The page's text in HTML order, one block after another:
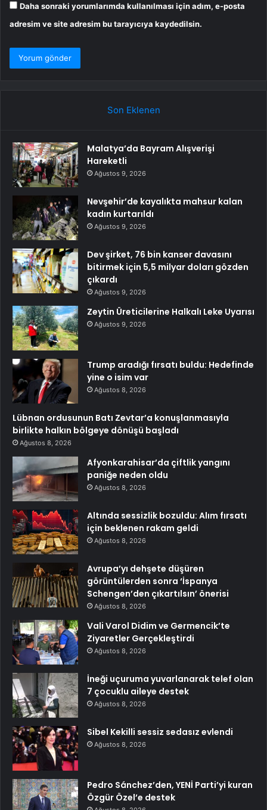
Daha sonraki yorumlarımda kullanılması için adım, e-posta
adresim ve site adresim bu tarayıcıya kaydedilsin.
Son Eklenen
Malatya’da Bayram Alışverişi
Hareketli
Ağustos 9, 2026
Nevşehir’de kayalıkta mahsur kalan
kadın kurtarıldı
Ağustos 9, 2026
Dev şirket, 76 bin kanser davasını
bitirmek için 5,5 milyar doları gözden
çıkardı
Ağustos 9, 2026
Zeytin Üreticilerine Halkalı Leke Uyarısı
Ağustos 9, 2026
Trump aradığı fırsatı buldu: Hedefinde
yine o isim var
Ağustos 8, 2026
Lübnan ordusunun Batı Zevtar’a konuşlanmasıyla
birlikte halkın bölgeye dönüşü başladı
Ağustos 8, 2026
Afyonkarahisar’da çiftlik yangını
paniğe neden oldu
Ağustos 8, 2026
Altında sessizlik bozuldu: Alım fırsatı
için beklenen rakam geldi
Ağustos 8, 2026
Avrupa’yı dehşete düşüren
görüntülerden sonra ‘İspanya
Schengen’den çıkartılsın’ önerisi
Ağustos 8, 2026
Vali Varol Didim ve Germencik’te
Ziyaretler Gerçekleştirdi
Ağustos 8, 2026
İneği uçuruma yuvarlanarak telef olan
7 çocuklu aileye destek
Ağustos 8, 2026
Sibel Kekilli sessiz sedasız evlendi
Ağustos 8, 2026
Pedro Sánchez’den, YENİ Parti’yi kuran
Özgür Özel’e destek